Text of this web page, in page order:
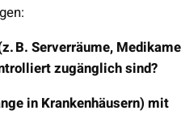
B. Serverräume,
zugänglich sind?
in Krankenhäusern) mit